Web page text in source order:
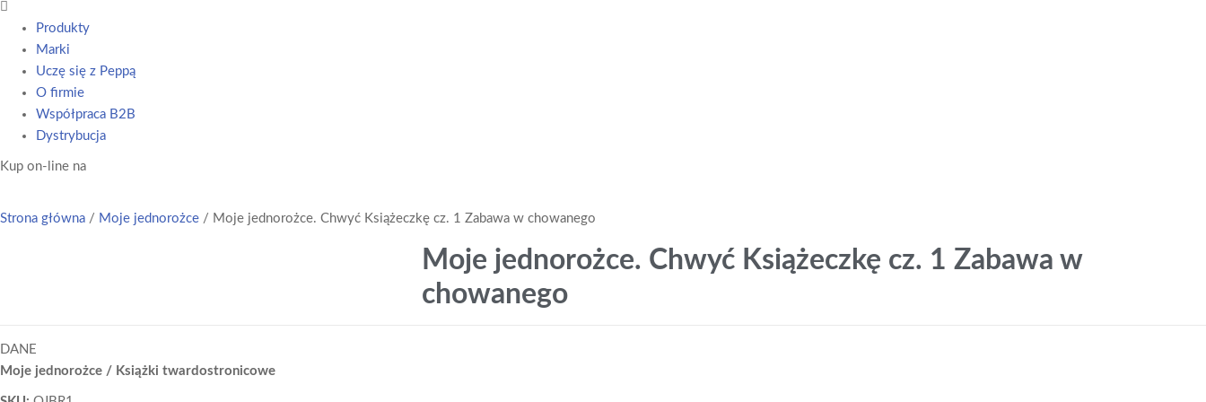
Main
Menu
Produkty
Marki
Uczę się z Peppą
O firmie
Współpraca B2B
Dystrybucja
Kup on-line na
Strona główna / Moje jednorożce / Moje jednorożce. Chwyć Książeczkę cz. 1 Zabawa w chowanego
Moje jednorożce. Chwyć Książeczkę cz. 1 Zabawa w
chowanego
DANE
Moje jednorożce / Książki twardostronicowe